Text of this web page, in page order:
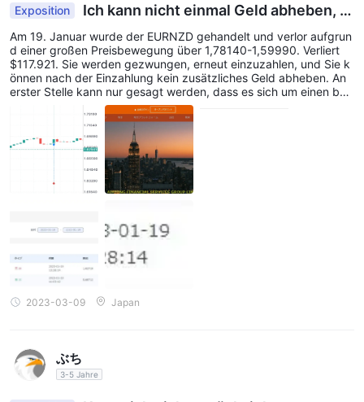
Exposition
Ich kann nicht einmal Geld abheben, n
achdem ich Geld verloren habe, indem ich verlor
en gegangen bin
Am 19. Januar wurde der EURNZD gehandelt und verlor aufgrun
d einer großen Preisbewegung über 1,78140-1,59990. Verliert
$117.921. Sie werden gezwungen, erneut einzuzahlen, und Sie k
önnen nach der Einzahlung kein zusätzliches Geld abheben. An
erster Stelle kann nur gesagt werden, dass es sich um einen bös
willigen Betrug handelt, wenn eine verdächtige Seite absichtlich
Vermögenswerte verliert und keine Auszahlungen akzeptiert. Im
merhin habe ich 120.517,18 $ eingezahlt, aber ich kann überhau
pt nicht abheben. Es ist derzeit 3147,72 $ auf dem Bildschirm. Is
t eine Abholung nicht möglich?
2023-03-09 Japan
ぶち
3-5 Jahre